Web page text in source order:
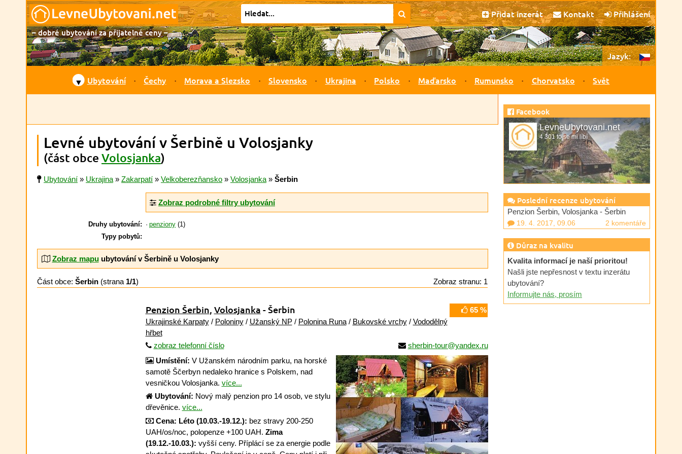
Přidat inzerát Kontakt Přihlášení
– dobré ubytování za přijatelné ceny –
Jazyk:
▼ Ubytování Čechy Morava a Slezsko Slovensko Ukrajina Polsko Maďarsko Rumunsko Chorvatsko Svět
Levné ubytování v Šerbině u Volosjanky
(část obce Volosjanka)
Ubytování » Ukrajina » Zakarpatí » Velkoberezňansko » Volosjanka » Šerbin
Zobraz podrobné filtry ubytování
Druhy ubytování: penziony (1)
Typy pobytů:
Zobraz mapuubytování v Šerbině u Volosjanky
Část obce: Šerbin (strana 1/1) Zobraz stranu: 1
65 %
Penzion Šerbin, Volosjanka - Šerbin
Ukrajinské Karpaty/ Poloniny/ Užanský NP/ Polonina Runa/ Bukovské vrchy/ Vododělný
hřbet
zobraz telefonní číslo
sherbin-tour@yandex.ru
Umístění: V Užanském národním parku, na horské
samotě Ščerbyn nedaleko hranice s Polskem, nad
vesničkou Volosjanka. více...
Ubytování: Nový malý penzion pro 14 osob, ve stylu
dřevěnice. více...
Cena: Léto (10.03.-19.12.): bez stravy 200-250
UAH/os/noc, polopenze +100 UAH. Zima
(19.12.-10.03.): vyšší ceny. Příplácí se za energie podle
Facebook
LevneUbytovani.net
4 301 to se mi líbí
Poslední recenze ubytování
Penzion Šerbin, Volosjanka - Šerbin
19. 4. 2017, 09.06 2 komentáře
Důraz na kvalitu
Kvalita informací je naší prioritou!
Našli jste nepřesnost v textu inzerátu
ubytování?
Informujte nás, prosím